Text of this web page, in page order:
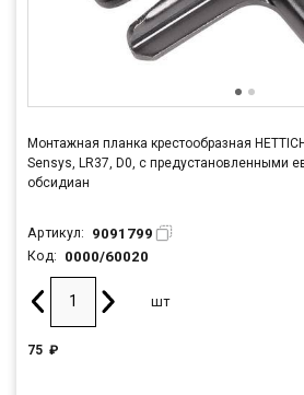
Монтажная планка крестообразная
Sensys, LR37, D0, с предустановленными
обсидиан
Артикул: 9091799
Код: 0000/60020
шт
75 ₽